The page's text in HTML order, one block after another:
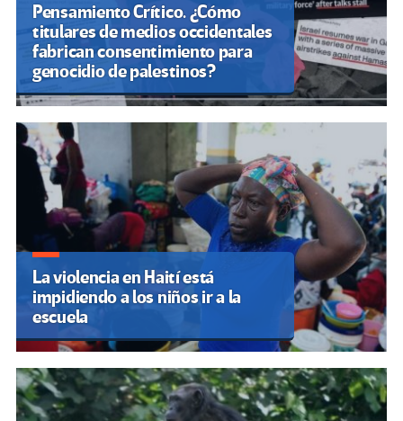
Pensamiento Crítico. ¿Cómo
titulares de medios occidentales
fabrican consentimiento para
genocidio de palestinos?
La violencia en Haití está
impidiendo a los niños ir a la
escuela